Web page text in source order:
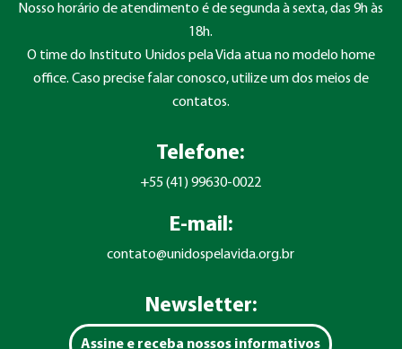
Nosso horário de atendimento é de segunda à sexta, das 9h às
18h.
O time do Instituto Unidos pela Vida atua no modelo home
office. Caso precise falar conosco, utilize um dos meios de
contatos.
Telefone:
+55 (41) 99630-0022
E-mail:
contato@unidospelavida.org.br
Newsletter:
Assine e receba nossos informativos